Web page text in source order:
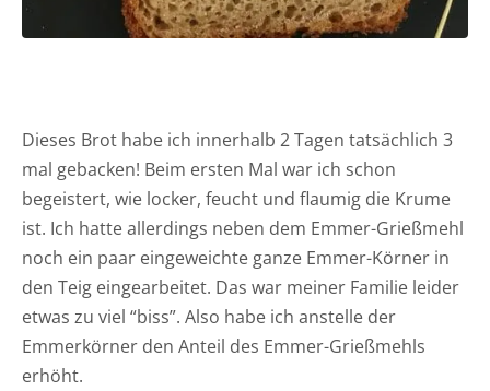
Dieses Brot habe ich innerhalb 2 Tagen tatsächlich 3
mal gebacken! Beim ersten Mal war ich schon
begeistert, wie locker, feucht und flaumig die Krume
ist. Ich hatte allerdings neben dem Emmer-Grießmehl
noch ein paar eingeweichte ganze Emmer-Körner in
den Teig eingearbeitet. Das war meiner Familie leider
etwas zu viel “biss”. Also habe ich anstelle der
Emmerkörner den Anteil des Emmer-Grießmehls
erhöht.